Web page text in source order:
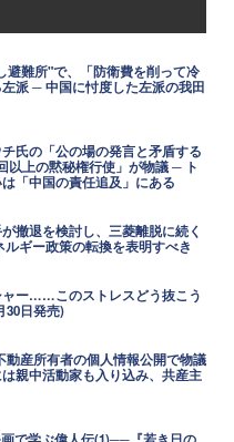
避難所"で、「防衛費を削って冷
派 ─ 中国に忖度した左派の我田
氏の「公の場の発言と矛盾する
以上の黙秘権行使」が物議 ─ ト
「中国の責任追及」にある
撤退を検討し、三菱離脱に続く
ギー政策の転換を表明すべき
ー……このストレスどう抜こう
30日発売)
動産所有者の個人情報公開で物議
親中活動家も入り込み、共産主